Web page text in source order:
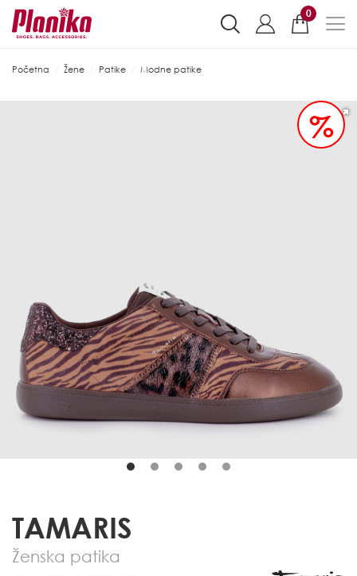
0
Početna Žene Patike Modne patike
%
TAMARIS
Ženska patika